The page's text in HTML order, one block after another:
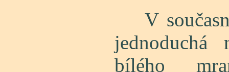
V
jednoduchá
bílého